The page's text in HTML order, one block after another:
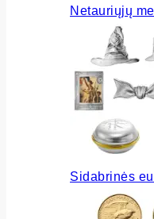
Netauriųjų
Sidabrinės